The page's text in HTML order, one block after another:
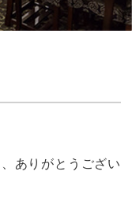
ありがとうござい